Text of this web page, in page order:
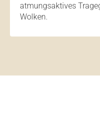
atmungsaktives
Wolken.